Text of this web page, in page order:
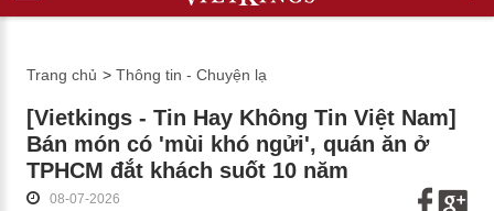
Trang chủ > Thông tin - Chuyện lạ
[Vietkings - Tin Hay Không Tin Việt Nam]
Bán món có 'mùi khó ngửi', quán ăn ở
TPHCM đắt khách suốt 10 năm
08-07-2026